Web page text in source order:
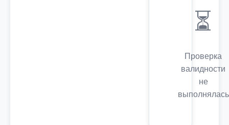
⏳
Проверка
валидности
не
выполнялась